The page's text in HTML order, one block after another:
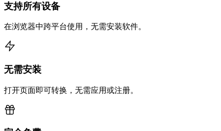
支持所有设备
在浏览器中跨平台使用，无需安装软件。
无需安装
打开页面即可转换，无需应用或注册。